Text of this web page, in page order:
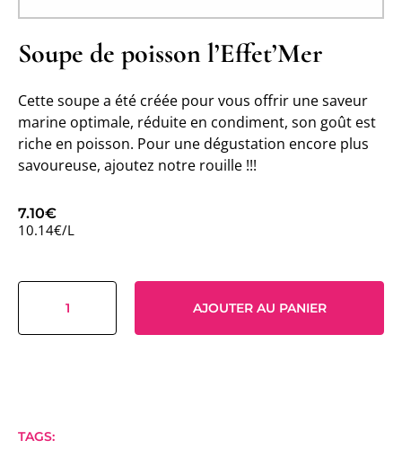
Soupe de poisson l’Effet’Mer
Cette soupe a été créée pour vous offrir une saveur
marine optimale, réduite en condiment, son goût est
riche en poisson. Pour une dégustation encore plus
savoureuse, ajoutez notre rouille !!!
7.10€
10.14€/L
AJOUTER AU PANIER
TAGS: